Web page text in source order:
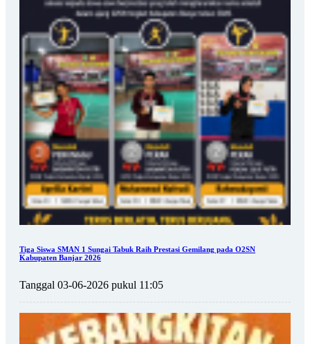
Tiga Siswa SMAN 1 Sungai Tabuk Raih Prestasi Gemilang pada O2SN
Kabupaten Banjar 2026
Tanggal 03-06-2026 pukul 11:05